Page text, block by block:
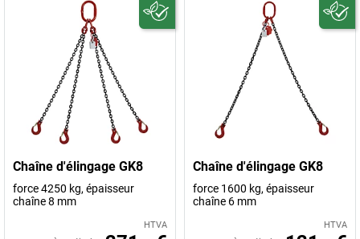
Chaîne d'élingage GK8
force 4250 kg, épaisseur
chaîne 8 mm
HTVA
Chaîne d'élingage GK8
force 1600 kg, épaisseur
chaîne 6 mm
HTVA